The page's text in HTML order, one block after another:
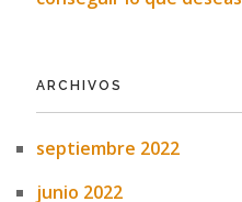
ARCHIVOS
septiembre 2022
junio 2022